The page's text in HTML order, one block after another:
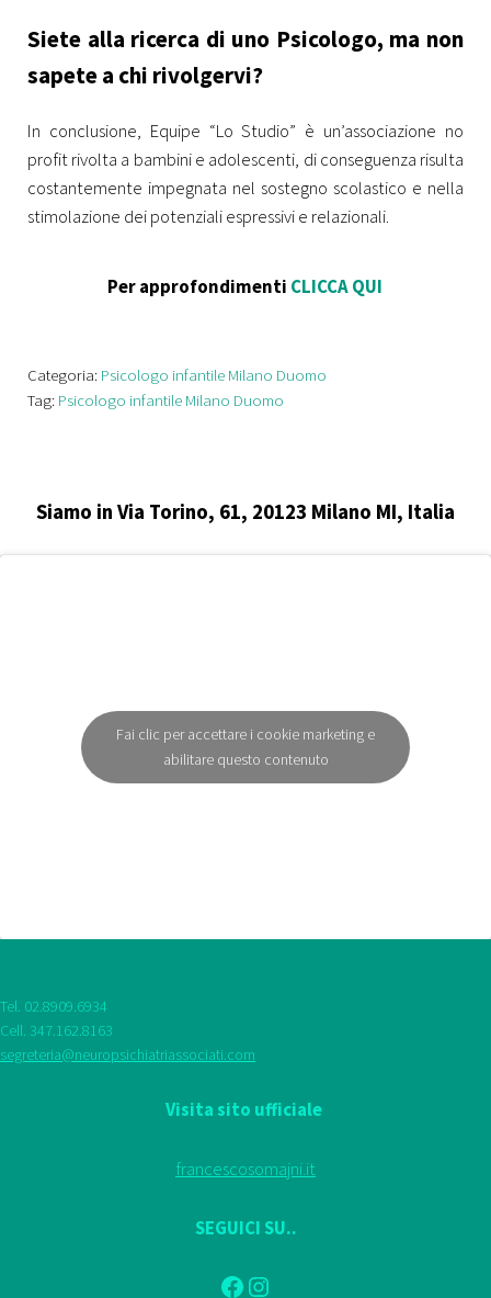
Siete alla ricerca di uno Psicologo, ma non
sapete a chi rivolgervi?
In conclusione, Equipe “Lo Studio” è un’associazione no
profit rivolta a bambini e adolescenti, di conseguenza risulta
costantemente impegnata nel sostegno scolastico e nella
stimolazione dei potenziali espressivi e relazionali.
Per approfondimenti CLICCA QUI
Categoria: Psicologo infantile Milano Duomo
Tag: Psicologo infantile Milano Duomo
Siamo in Via Torino, 61, 20123 Milano MI, Italia
Fai clic per accettare i cookie marketing e
abilitare questo contenuto
Tel. 02.8909.6934
Cell. 347.162.8163
segreteria@neuropsichiatriassociati.com
Visita sito ufficiale
francescosomajni.it
SEGUICI SU..
Facebook
Instagram